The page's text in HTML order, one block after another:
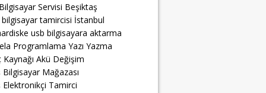
Servisi Beşiktaş
bilgisayar tamircisi İstanbul
usb bilgisayara aktarma
Programlama Yazı Yazma
Kaynağı Akü Değişim
Mağazası
Elektronikçi Tamirci